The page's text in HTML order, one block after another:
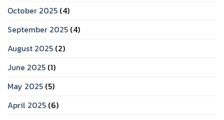
October 2025 (4)
September 2025 (4)
August 2025 (2)
June 2025 (1)
May 2025 (5)
April 2025 (6)